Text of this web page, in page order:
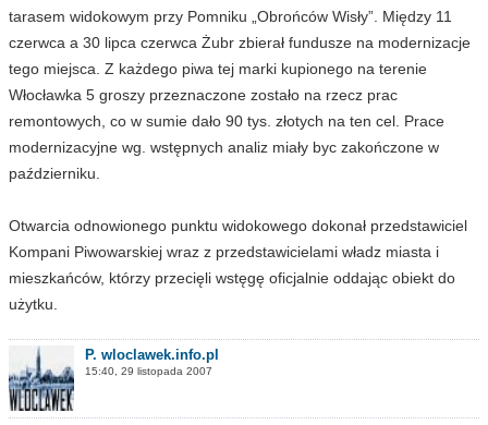
tarasem widokowym przy Pomniku „Obrońców Wisły”. Między 11
czerwca a 30 lipca czerwca Żubr zbierał fundusze na modernizacje
tego miejsca. Z każdego piwa tej marki kupionego na terenie
Włocławka 5 groszy przeznaczone zostało na rzecz prac
remontowych, co w sumie dało 90 tys. złotych na ten cel. Prace
modernizacyjne wg. wstępnych analiz miały byc zakończone w
październiku.
Otwarcia odnowionego punktu widokowego dokonał przedstawiciel
Kompani Piwowarskiej wraz z przedstawicielami władz miasta i
mieszkańców, którzy przecięli wstęgę oficjalnie oddając obiekt do
użytku.
P. wloclawek.info.pl
15:40, 29 listopada 2007